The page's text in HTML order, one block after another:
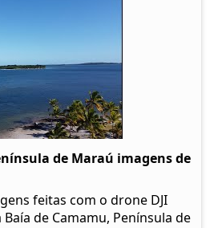
de Maraú imagens de
feitas com o drone DJI
de Camamu, Península de